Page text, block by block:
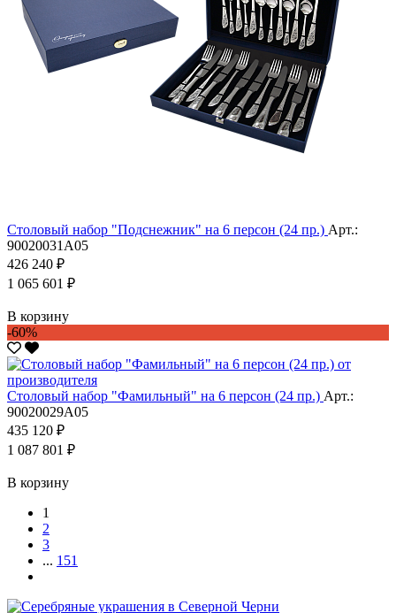
Столовый набор "Подснежник" на 6 персон (24 пр.) Арт.:
90020031А05
426 240 ₽
1 065 601 ₽
В корзину
-60%
Столовый набор "Фамильный" на 6 персон (24 пр.) Арт.:
90020029А05
435 120 ₽
1 087 801 ₽
В корзину
1
2
3
... 151